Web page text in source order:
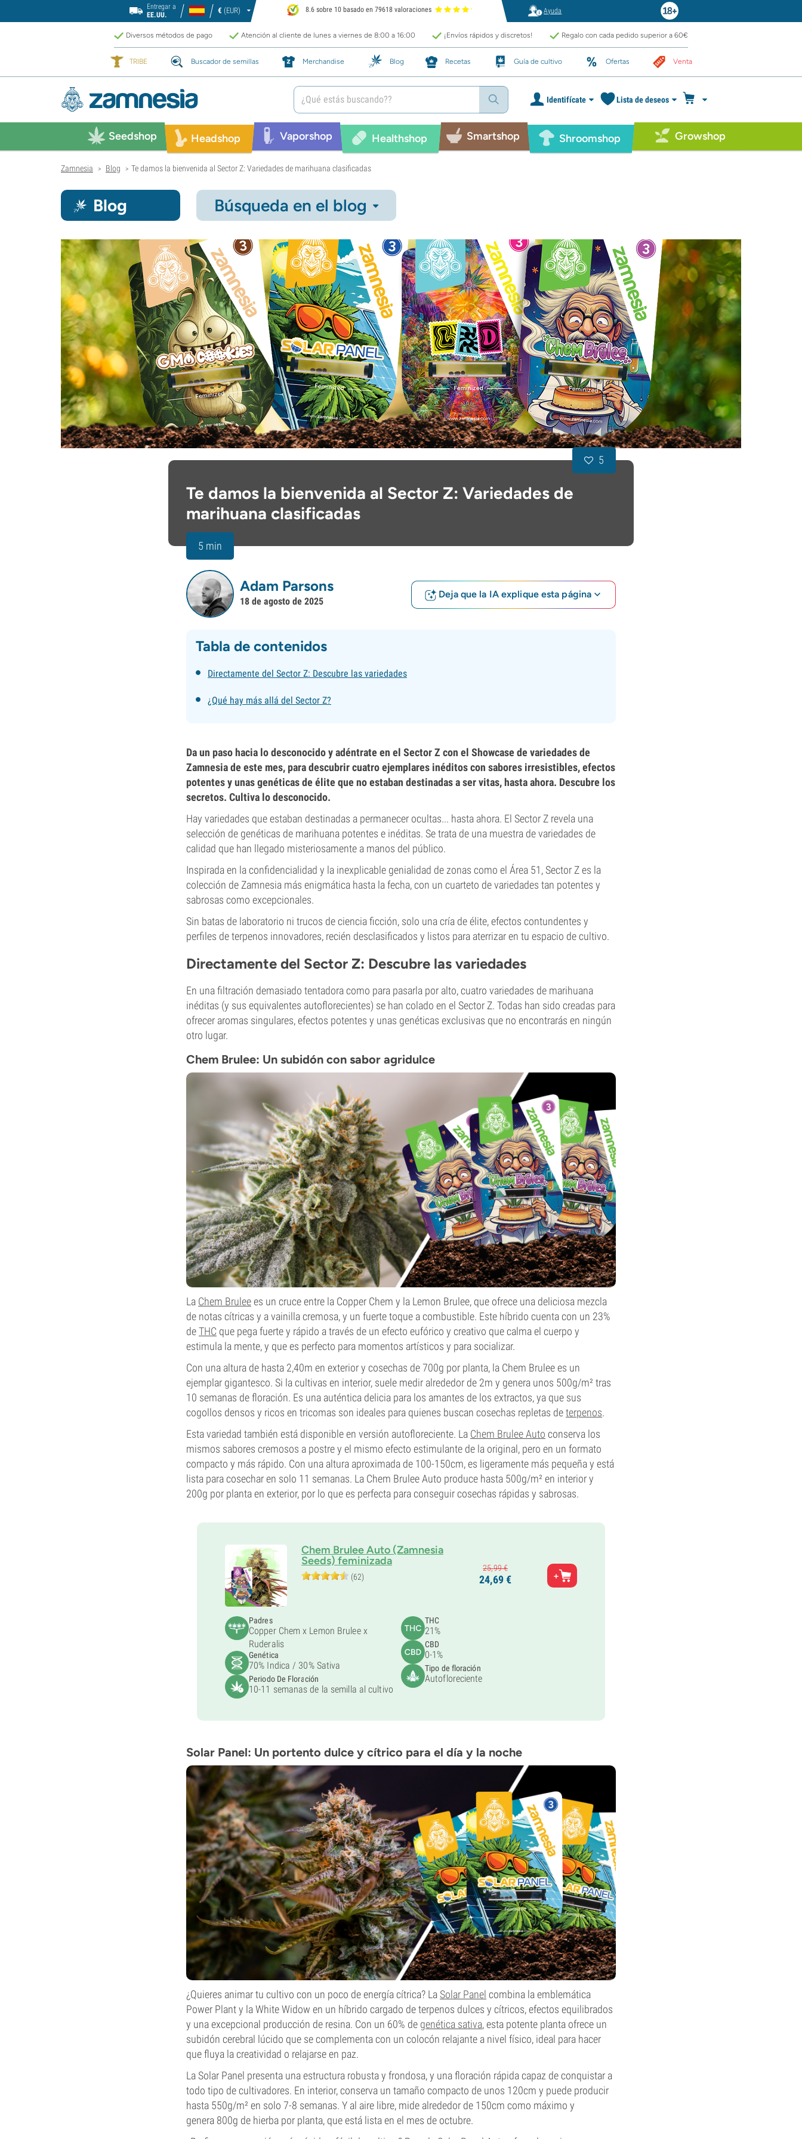
Entregar a
EE.UU.
€ (EUR) 8.6 sobre 10 basado en 79618 valoraciones Ayuda
Diversos métodos de pago Atención al cliente de lunes a viernes de 8:00 a 16:00 ¡Envíos rápidos y discretos! Regalo con cada pedido superior a 60€
TRIBE Buscador de semillas Merchandise Blog Recetas Guía de cultivo Ofertas Venta
Identifícate Lista de deseos
Seedshop Headshop Vaporshop Healthshop Smartshop Shroomshop Growshop
Zamnesia > Blog > Te damos la bienvenida al Sector Z: Variedades de marihuana clasificadas
Blog Búsqueda en el blog
Te damos la bienvenida al Sector Z: Variedades de
marihuana clasificadas
5 min
5
Adam Parsons
18 de agosto de 2025
Deja que la IA explique esta página
Tabla de contenidos
Directamente del Sector Z: Descubre las variedades
¿Qué hay más allá del Sector Z?
Da un paso hacia lo desconocido y adéntrate en el Sector Z con el Showcase de variedades de
Zamnesia de este mes, para descubrir cuatro ejemplares inéditos con sabores irresistibles, efectos
potentes y unas genéticas de élite que no estaban destinadas a ser vitas, hasta ahora. Descubre los
secretos. Cultiva lo desconocido.
Hay variedades que estaban destinadas a permanecer ocultas... hasta ahora. El Sector Z revela una
selección de genéticas de marihuana potentes e inéditas. Se trata de una muestra de variedades de
calidad que han llegado misteriosamente a manos del público.
Inspirada en la confidencialidad y la inexplicable genialidad de zonas como el Área 51, Sector Z es la
colección de Zamnesia más enigmática hasta la fecha, con un cuarteto de variedades tan potentes y
sabrosas como excepcionales.
Sin batas de laboratorio ni trucos de ciencia ficción, solo una cría de élite, efectos contundentes y
perfiles de terpenos innovadores, recién desclasificados y listos para aterrizar en tu espacio de cultivo.
Directamente del Sector Z: Descubre las variedades
En una filtración demasiado tentadora como para pasarla por alto, cuatro variedades de marihuana
inéditas (y sus equivalentes autoflorecientes) se han colado en el Sector Z. Todas han sido creadas para
ofrecer aromas singulares, efectos potentes y unas genéticas exclusivas que no encontrarás en ningún
otro lugar.
Chem Brulee: Un subidón con sabor agridulce
La Chem Bruleees un cruce entre la Copper Chem y la Lemon Brulee, que ofrece una deliciosa mezcla
de notas cítricas y a vainilla cremosa, y un fuerte toque a combustible. Este híbrido cuenta con un 23%
deTHC que pega fuerte y rápido a través de un efecto eufórico y creativo que calma el cuerpo y
estimula la mente, y que es perfecto para momentos artísticos y para socializar.
Con una altura de hasta 2,40m en exterior y cosechas de 700g por planta, la Chem Brulee es un
ejemplar gigantesco. Si la cultivas en interior, suele medir alrededor de 2m y genera unos 500g/m² tras
10 semanas de floración. Es una auténtica delicia para los amantes de los extractos, ya que sus
cogollos densos y ricos en tricomas son ideales para quienes buscan cosechas repletas deterpenos.
Esta variedad también está disponible en versión autofloreciente. La Chem Brulee Auto conserva los
mismos sabores cremosos a postre y el mismo efecto estimulante de la original, pero en un formato
compacto y más rápido. Con una altura aproximada de 100-150cm, es ligeramente más pequeña y está
lista para cosechar en solo 11 semanas. La Chem Brulee Auto produce hasta 500g/m² en interior y
200g por planta en exterior, por lo que es perfecta para conseguir cosechas rápidas y sabrosas.
Chem Brulee Auto (Zamnesia
Seeds) feminizada
(62)
25,99€
24,69€
Padres
Copper Chem x Lemon Brulee x
Ruderalis
Genética
70% Indica / 30% Sativa
Periodo De Floración
10-11 semanas de la semilla al cultivo
THC
21%
CBD
0-1%
Tipo de floración
Autofloreciente
Solar Panel: Un portento dulce y cítrico para el día y la noche
¿Quieres animar tu cultivo con un poco de energía cítrica? La Solar Panel combina la emblemática
Power Plant y la White Widow en un híbrido cargado de terpenos dulces y cítricos, efectos equilibrados
y una excepcional producción de resina. Con un 60% de genética sativa, esta potente planta ofrece un
subidón cerebral lúcido que se complementa con un colocón relajante a nivel físico, ideal para hacer
que fluya la creatividad o relajarse en paz.
La Solar Panel presenta una estructura robusta y frondosa, y una floración rápida capaz de conquistar a
todo tipo de cultivadores. En interior, conserva un tamaño compacto de unos 120cm y puede producir
hasta 550g/m² en solo 7-8 semanas. Y al aire libre, mide alrededor de 150cm como máximo y
genera 800g de hierba por planta, que está lista en el mes de octubre.